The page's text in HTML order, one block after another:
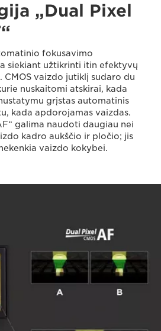
„Dual Pixel
fokusavimo
siekiant užtikrinti itin efektyvų
CMOS vaizdo jutiklį sudaro du
nuskaitomi atskirai, kada
grįstas automatinis
kada apdorojamas vaizdas.
galima naudoti daugiau nei
kadro aukščio ir pločio; jis
vaizdo kokybei.